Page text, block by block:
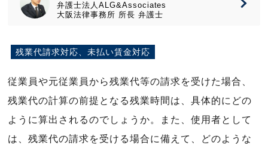
弁護士法人ALG&Associates
大阪法律事務所 所長 弁護士
残業代請求対応、未払い賃金対応
従業員や元従業員から残業代等の請求を受けた場合、
残業代の計算の前提となる残業時間は、具体的にどの
ように算出されるのでしょうか。また、使用者として
は、残業代の請求を受ける場合に備えて、どのような